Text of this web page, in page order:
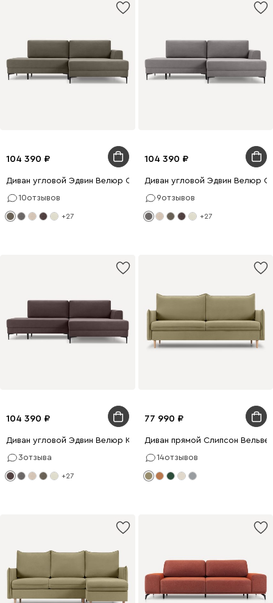
104 390
Диван угловой Эдвин Велюр Серо-зеленый
10отзывов
+27
104 390
Диван угловой Эдвин Велюр
9отзывов
+27
104 390
Диван угловой Эдвин Велюр Коричневый
3отзыва
+27
77 990
Диван прямой Слипсон
14отзывов